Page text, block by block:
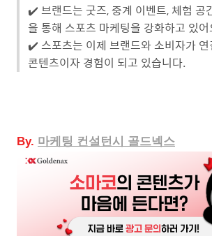
✔️ 브랜드는 굿즈, 중계 이벤트, 체험 공
을 통해 스포츠 마케팅을 강화하고 있어
✔️ 스포츠는 이제 브랜드와 소비자가
콘텐츠이자 경험이 되고 있습니다.
By. 마케팅 컨설턴시 골드넥스